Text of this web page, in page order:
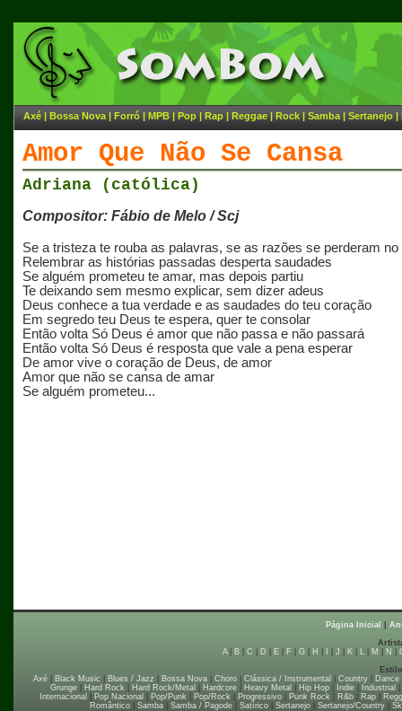
Axé | Bossa Nova | Forró | MPB | Pop | Rap | Reggae | Rock | Samba | Sertanejo |
Amor Que Não Se Cansa
Adriana (católica)
Compositor: Fábio de Melo / Scj
Se a tristeza te rouba as palavras, se as razões se perderam no
Relembrar as histórias passadas desperta saudades
Se alguém prometeu te amar, mas depois partiu
Te deixando sem mesmo explicar, sem dizer adeus
Deus conhece a tua verdade e as saudades do teu coração
Em segredo teu Deus te espera, quer te consolar
Então volta Só Deus é amor que não passa e não passará
Então volta Só Deus é resposta que vale a pena esperar
De amor vive o coração de Deus, de amor
Amor que não se cansa de amar
Se alguém prometeu...
Página Inicial
A| B| C D E| F G| H J K| L| M N
Axé
Black Music Blues / Jazz Bossa Nova Choro Clássica / Instrumental Country Dance
Grunge| Hard Rock| Hard Rock/Metal Hardcore| Heavy Metal Hip Hop| Indie| Industrial
Internacional
Pop Nacional Pop/Punk| Pop/Rock| Progressivo| Punk Rock| R&b| Rap|
Romântico| Samba| Samba / Pagode| Satírico| Sertanejo| Sertanejo/Country|